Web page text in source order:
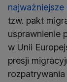
tzw. pakt
usprawnienie
w Unii
presji